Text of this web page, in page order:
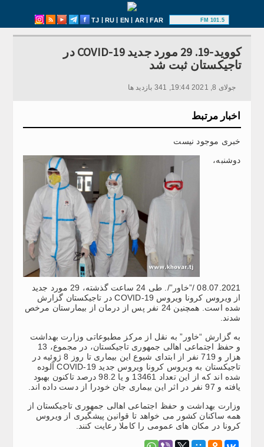
TJ | RU | EN | AR|FAR 101.5 FM
کووید-19. 29 مورد جدید COVID-19 در
تاجیکستان ثبت شد
جولای 8, 2021 19:44, 341 بازدید ها
اخبار مرتبط
خبری موجود نیست
دوشنبه،
08.07.2021 /”خاور”/. طی 24 ساعت گذشته، 29 مورد جدید
از ویروس کرونا ویروس COVID-19 در تاجیکستان گزارش
شده است. همچنین 24 نفر پس از درمان از بیمارستان مرخص
شدند.
به گزارش “خاور” به نقل از مرکز مطبوعاتی وزارت بهداشت
و حفظ اجتماعی اهالی جمهوری تاجیکستان، در مجموع، 13
هزار و 719 نفر از ابتدای شیوع این بیماری تا روز 8 ژوئیه در
تاجیکستان به ویروس کرونا ویروس جدید COVID-19 آلوده
شده اند که از این تعداد 13461 و یا 98.2 درصد تاکنون بهبود
یافته و 97 نفر در اثر این بیماری جان خودرا از دست داده اند.
وزارت بهداشت و حفظ اجتماعی اهالی جمهوری تاجیکستان از
همه ساکنان کشور می خواهد تا قوانین پیشگیری از ویروس
کرونا در مکان های عمومی را کاملا رعایت کنند.